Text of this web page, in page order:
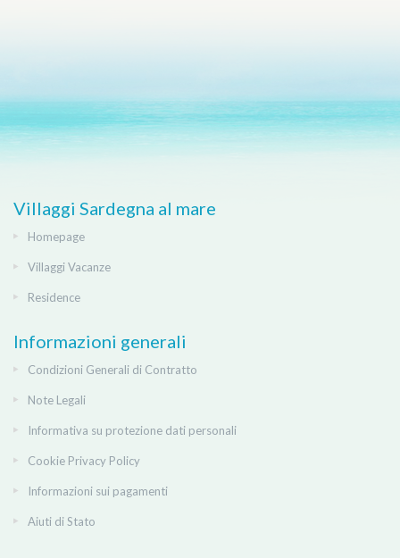
Villaggi Sardegna al mare
Homepage
Villaggi Vacanze
Residence
Informazioni generali
Condizioni Generali di Contratto
Note Legali
Informativa su protezione dati personali
Cookie Privacy Policy
Informazioni sui pagamenti
Aiuti di Stato